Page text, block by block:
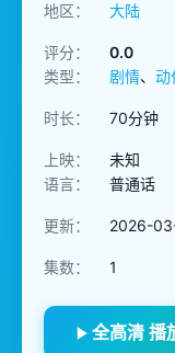
地区： 大陆
评分：
0.0
类型：
剧情、 动
时长： 70分钟
上映：
未知
语言：
普通话
更新： 2026-
集数： 1
全高清 播